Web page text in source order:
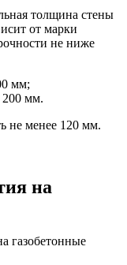
толщина стены
от марки
не ниже
мм;
мм.
не менее 120 мм.
на
газобетонные